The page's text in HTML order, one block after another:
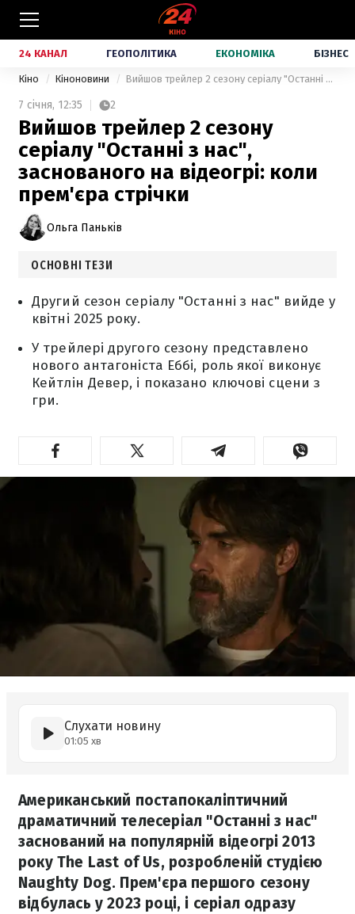
24 КАНАЛ ГЕОПОЛІТИКА ЕКОНОМІКА БІЗНЕС
Кіно Кіноновини Вийшов трейлер 2 сезону серіалу "Останні з нас", заснованого на відеогрі: коли прем'єра стрічки
7 січня, 12:35 2
Вийшов трейлер 2 сезону
серіалу "Останні з нас",
заснованого на відеогрі: коли
прем'єра стрічки
Ольга Паньків
ОСНОВНІ ТЕЗИ
Другий сезон серіалу "Останні з нас" вийде у
квітні 2025 року.
У трейлері другого сезону представлено
нового антагоніста Еббі, роль якої виконує
Кейтлін Девер, і показано ключові сцени з
гри.
Слухати новину
01:05 хв
Американський постапокаліптичний
драматичний телесеріал "Останні з нас"
заснований на популярній відеогрі 2013
року The Last of Us, розробленій студією
Naughty Dog. Прем'єра першого сезону
відбулась у 2023 році, і серіал одразу